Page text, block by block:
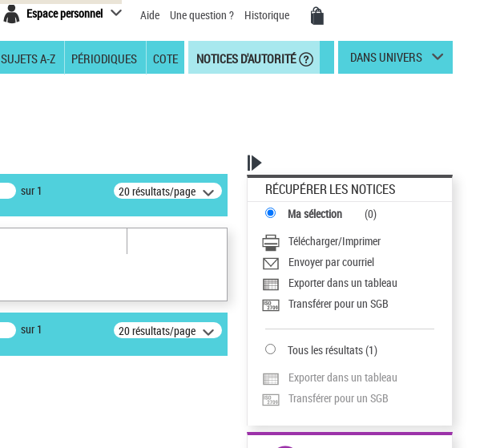
Espace personnel Aide Une question ? Historique
SUJETS A-Z PÉRIODIQUES COTE NOTICES D'AUTORITÉ DANS UNIVERS
sur 1 20 résultats/page
sur 1 20 résultats/page
RÉCUPÉRER LES NOTICES
Ma sélection (0)
Télécharger/Imprimer
Envoyer par courriel
Exporter dans un tableau
Transférer pour un SGB
Tous les résultats(1)
Exporter dans un tableau
Transférer pour un SGB